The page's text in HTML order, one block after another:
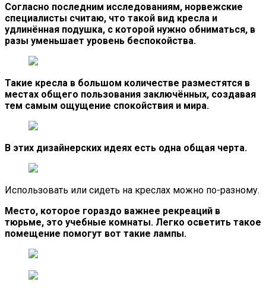
Согласно последним исследованиям, норвежские
специалисты считаю, что такой вид кресла и
удлинённая подушка, с которой нужно обниматься, в
разы уменьшает уровень беспокойства.
Такие кресла в большом количестве разместятся в
местах общего пользования заключённых, создавая
тем самым ощущение спокойствия и мира.
В этих дизайнерских идеях есть одна общая черта.
Использовать или сидеть на креслах можно по-разному.
Место, которое гораздо важнее рекреаций в
тюрьме, это учебные комнаты. Легко осветить такое
помещение помогут вот такие лампы.